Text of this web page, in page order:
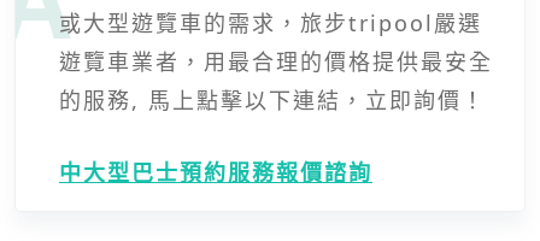
或大型遊覽車的需求，旅步tripool嚴選
遊覽車業者，用最合理的價格提供最安全
的服務, 馬上點擊以下連結，立即詢價！
中大型巴士預約服務報價諮詢